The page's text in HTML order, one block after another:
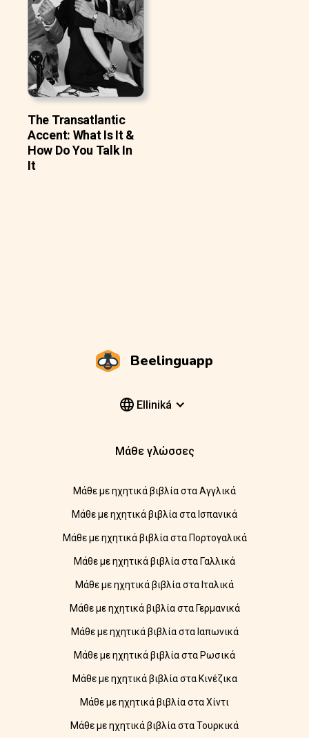
The Transatlantic
Accent: What Is It &
How Do You Talk In
It
Beelinguapp
Elliniká
Μάθε γλώσσες
Μάθε με ηχητικά βιβλία στα Αγγλικά
Μάθε με ηχητικά βιβλία στα Ισπανικά
Μάθε με ηχητικά βιβλία στα Πορτογαλικά
Μάθε με ηχητικά βιβλία στα Γαλλικά
Μάθε με ηχητικά βιβλία στα Ιταλικά
Μάθε με ηχητικά βιβλία στα Γερμανικά
Μάθε με ηχητικά βιβλία στα Ιαπωνικά
Μάθε με ηχητικά βιβλία στα Ρωσικά
Μάθε με ηχητικά βιβλία στα Κινέζικα
Μάθε με ηχητικά βιβλία στα Χίντι
Μάθε με ηχητικά βιβλία στα Τουρκικά